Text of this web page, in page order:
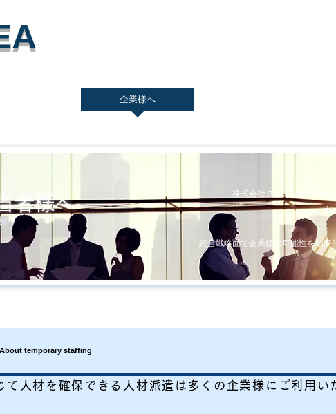
企業様へ
者様へ 株式会社クレアでは、人材
実
経営戦略面で企業様の可能性を効
About temporary staffing
て人材を確保できる人材派遣は多くの企業様にご利用い